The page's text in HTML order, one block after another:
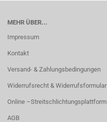
MEHR ÜBER...
Impressum
Kontakt
Versand- & Zahlungsbedingungen
Widerrufsrecht & Widerrufsformular
Online –Streitschlichtungsplattform
AGB